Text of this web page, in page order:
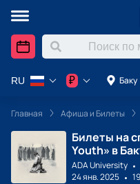
Баку
RU ₽
Главная Афиша и Билеты
Билеты на
Youth» в
ADA University
24 янв. 2025